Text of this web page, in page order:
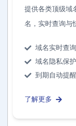
提供各类顶级域
名，实时查询与
域名实时查
域名隐私保护
到期自动提醒
了解更多